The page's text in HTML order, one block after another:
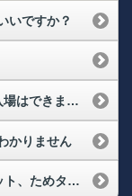
いですか？
みずほPayPayドームドームでの練習見学入場はできますか？
かりません
HAWKS公式オンラインストア、タカチケット、ためタカ！アプリにログインできなくなりました。再度、会員登録が必要なのでしょうか？